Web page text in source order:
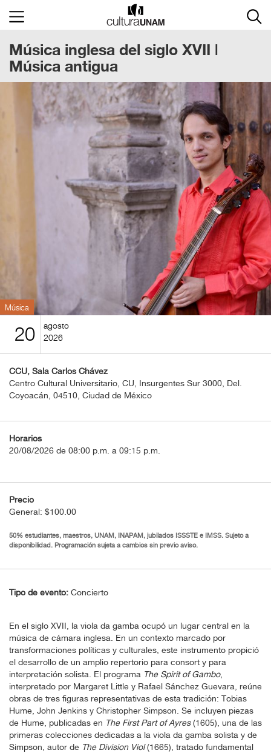
CulturaUNAM
CULTURALES
CONVOCATORIAS
DOCUMENTOS
Guía
Mensual
Música inglesa del siglo XVII |
Música antigua
Música
20
agosto
2026
CCU, Sala Carlos Chávez
Centro Cultural Universitario, CU, Insurgentes Sur 3000, Del.
Coyoacán, 04510, Ciudad de México
Horarios
20/08/2026 de 08:00 p.m. a 09:15 p.m.
Precio
General: $100.00
50% estudiantes, maestros, UNAM, INAPAM, jubilados ISSSTE e IMSS. Sujeto a
disponibilidad. Programación sujeta a cambios sin previo aviso.
Tipo de evento: Concierto
En el siglo XVII, la viola da gamba ocupó un lugar central en la
música de cámara inglesa. En un contexto marcado por
transformaciones políticas y culturales, este instrumento propició
el desarrollo de un amplio repertorio para consort y para
interpretación solista. El programa The Spirit of Gambo,
interpretado por Margaret Little y Rafael Sánchez Guevara, reúne
obras de tres figuras representativas de esta tradición: Tobias
Hume, John Jenkins y Christopher Simpson. Se incluyen piezas
de Hume, publicadas en The First Part of Ayres(1605), una de las
primeras colecciones dedicadas a la viola da gamba solista y de
Simpson, autor de The Division Viol(1665), tratado fundamental
×